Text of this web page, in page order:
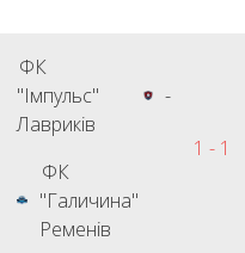
ФК
"Імпульс"
Лавриків
-
ФК
"Галичина"
Ременів
1 - 1